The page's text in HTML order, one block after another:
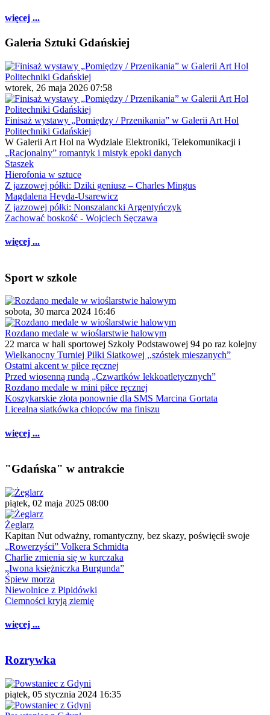
więcej ...
Galeria Sztuki Gdańskiej
wtorek, 26 maja 2026 07:58
Finisaż wystawy „Pomiędzy / Przenikania” w Galerii Art Hol
Politechniki Gdańskiej
W Galerii Art Hol na Wydziale Elektroniki, Telekomunikacji i
„Racjonalny” romantyk i mistyk epoki danych
Staszek
Hierofonia w sztuce
Z jazzowej półki: Dziki geniusz – Charles Mingus
Magdalena Heyda-Usarewicz
Z jazzowej półki: Nonszalancki Argentyńczyk
Zachować boskość - Wojciech Sęczawa
więcej ...
Sport w szkole
sobota, 30 marca 2024 16:46
Rozdano medale w wioślarstwie halowym
22 marca w hali sportowej Szkoły Podstawowej 94 po raz kolejny
Wielkanocny Turniej Piłki Siatkowej ,,szóstek mieszanych”
Ostatni akcent w piłce ręcznej
Przed wiosenną rundą „Czwartków lekkoatletycznych”
Rozdano medale w mini piłce ręcznej
Koszykarskie złota ponownie dla SMS Marcina Gortata
Licealna siatkówka chłopców ma finiszu
więcej ...
"Gdańska" w antrakcie
piątek, 02 maja 2025 08:00
Żeglarz
Kapitan Nut odważny, romantyczny, bez skazy, poświęcił swoje
„Rowerzyści” Volkera Schmidta
Charlie zmienia się w kurczaka
„Iwona księżniczka Burgunda”
Śpiew morza
Niewolnice z Pipidówki
Ciemności kryją ziemię
więcej ...
Rozrywka
piątek, 05 stycznia 2024 16:35